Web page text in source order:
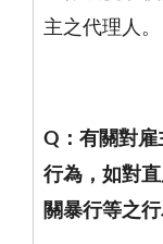
主之代理人。
Q ：有關對
行為，如對
關暴行等之